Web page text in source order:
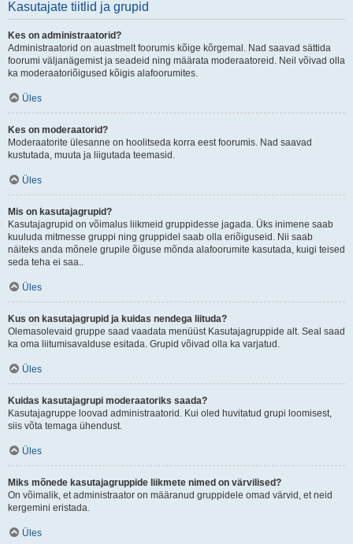
Kasutajate tiitlid ja grupid
Kes on administraatorid?
Administraatorid on auastmelt foorumis kõige kõrgemal. Nad saavad sättida
foorumi väljanägemist ja seadeid ning määrata moderaatoreid. Neil võivad olla
ka moderaatoriõigused kõigis alafoorumites.
Üles
Kes on moderaatorid?
Moderaatorite ülesanne on hoolitseda korra eest foorumis. Nad saavad
kustutada, muuta ja liigutada teemasid.
Üles
Mis on kasutajagrupid?
Kasutajagrupid on võimalus liikmeid gruppidesse jagada. Üks inimene saab
kuuluda mitmesse gruppi ning gruppidel saab olla eriõiguseid. Nii saab
näiteks anda mõnele grupile õiguse mõnda alafoorumite kasutada, kuigi teised
seda teha ei saa..
Üles
Kus on kasutajagrupid ja kuidas nendega liituda?
Olemasolevaid gruppe saad vaadata menüüst Kasutajagruppide alt. Seal saad
ka oma liitumisavalduse esitada. Grupid võivad olla ka varjatud.
Üles
Kuidas kasutajagrupi moderaatoriks saada?
Kasutajagruppe loovad administraatorid. Kui oled huvitatud grupi loomisest,
siis võta temaga ühendust.
Üles
Miks mõnede kasutajagruppide liikmete nimed on värvilised?
On võimalik, et administraator on määranud gruppidele omad värvid, et neid
kergemini eristada.
Üles